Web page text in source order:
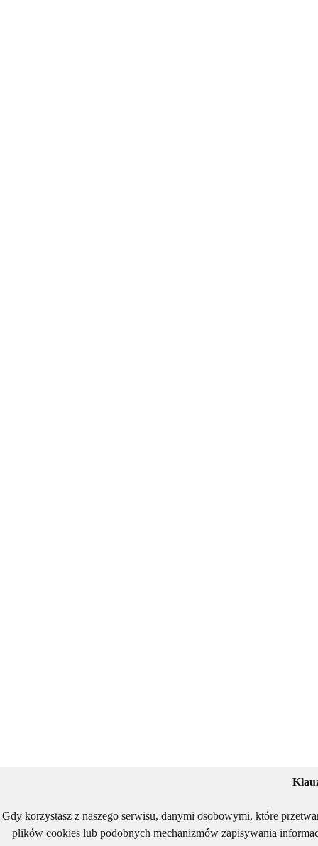
Gdy korzystasz z naszego serwisu, danymi osobowymi, które
plików cookies lub podobnych mechanizmów zapisywania